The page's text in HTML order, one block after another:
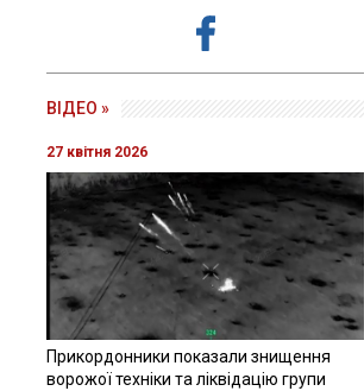
ВІДЕО »
27 квітня 2026
Прикордонники показали знищення
ворожої техніки та ліквідацію групи